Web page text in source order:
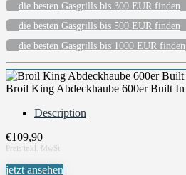
die besten Gasgrills bis 300 EUR finden
die besten Gasgrills bis 500 EUR finden
die besten Gasgrills bis 1000 EUR finden
Broil King Abdeckhaube 600er Built In
Description
€109,90
jetzt ansehen